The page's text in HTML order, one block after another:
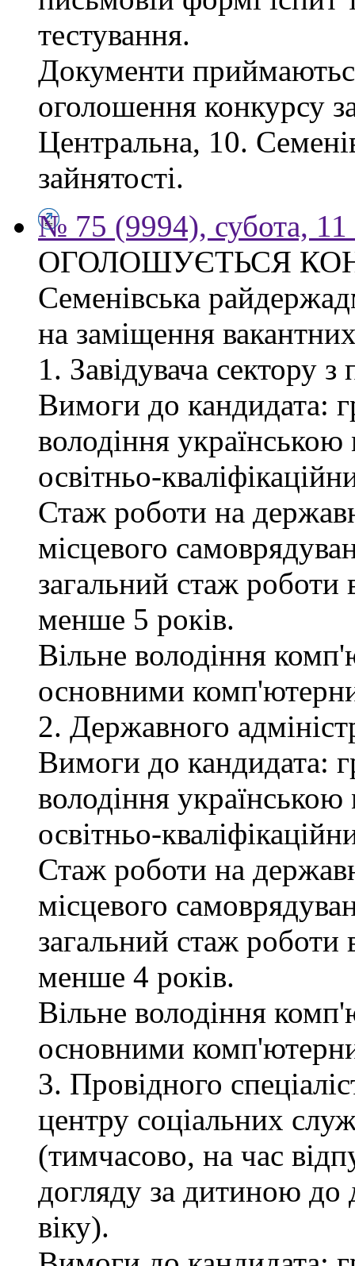
тестування.
Документи
оголошення конкурсу
Центральна, 10.
зайнятості.
№ 75 (9994), субота, 11
ОГОЛОШУЄТЬСЯ
Семенівська
на заміщення
1. Завідувача сектору
Вимоги до кандидата:
володіння
освітньо-
Стаж роботи на
місцевого
загальний стаж
менше 5 років.
Вільне володіння
основними
2. Державного
Вимоги до кандидата:
володіння
освітньо-
Стаж роботи на
місцевого
загальний стаж
менше 4 років.
Вільне володіння
основними
3. Провідного
центру соціальних
(тимчасово, на час
догляду за дитиною до
віку).